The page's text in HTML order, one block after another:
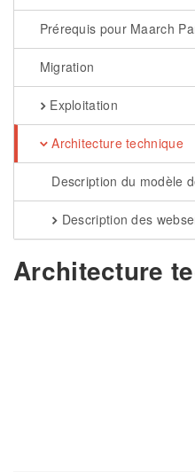
Prérequis pour Maarch
Migration
Exploitation
Architecture technique
Description du modèle
Description des
Architecture